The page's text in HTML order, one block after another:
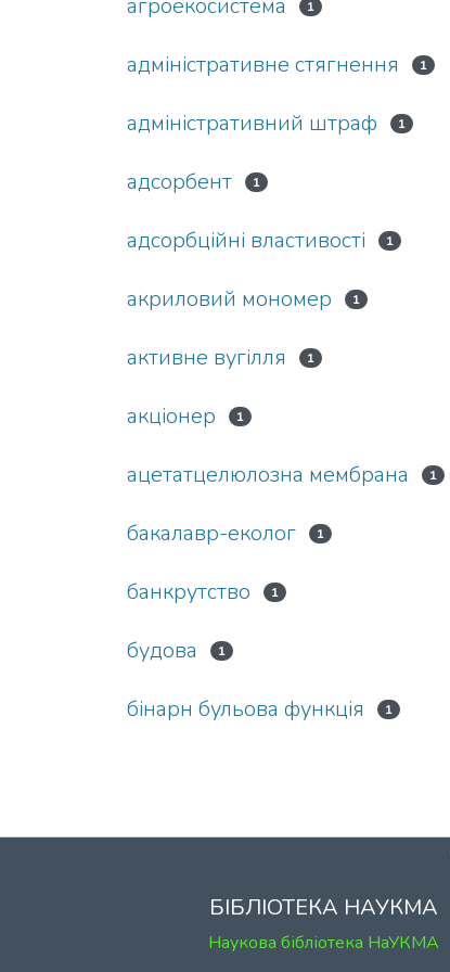
агроекосистема 1
адміністративне стягнення 1
адміністративний штраф 1
адсорбент 1
адсорбційні властивості 1
акриловий мономер 1
активне вугілля 1
акціонер 1
ацетатцелюлозна мембрана 1
бакалавр-еколог 1
банкрутство 1
будова 1
бінарн бульова функція 1
БІБЛІОТЕКА НАУКМА
Наукова бібліотека НаУКМА